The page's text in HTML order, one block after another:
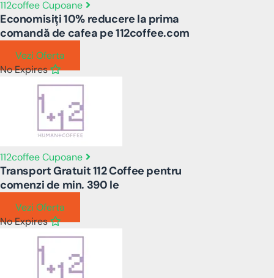
112coffee Cupoane
Economisiți 10% reducere la prima
comandă de cafea pe 112coffee.com
Vezi Oferta
No Expires
112coffee Cupoane
Transport Gratuit 112 Coffee pentru
comenzi de min. 390 le
Vezi Oferta
No Expires